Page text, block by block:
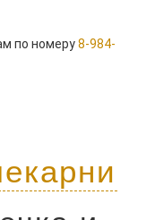
по номеру8-984-